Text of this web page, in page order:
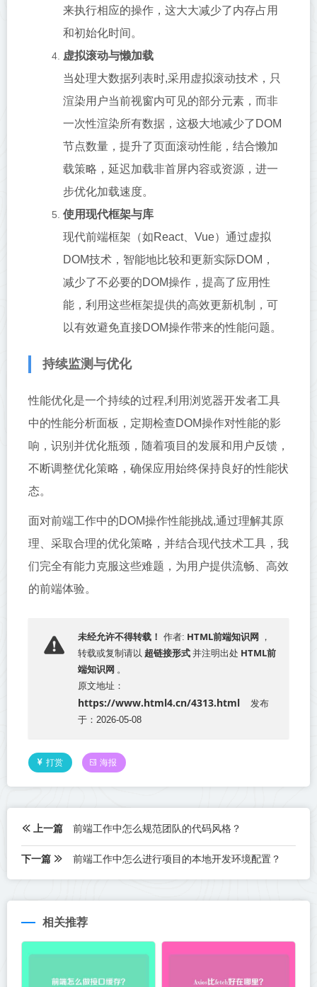
来执行相应的操作，这大大减少了内存占用
和初始化时间。
虚拟滚动与懒加载
当处理大数据列表时,采用虚拟滚动技术，只
渲染用户当前视窗内可见的部分元素，而非
一次性渲染所有数据，这极大地减少了DOM
节点数量，提升了页面滚动性能，结合懒加
载策略，延迟加载非首屏内容或资源，进一
步优化加载速度。
使用现代框架与库
现代前端框架（如React、Vue）通过虚拟
DOM技术，智能地比较和更新实际DOM，
减少了不必要的DOM操作，提高了应用性
能，利用这些框架提供的高效更新机制，可
以有效避免直接DOM操作带来的性能问题。
持续监测与优化
性能优化是一个持续的过程,利用浏览器开发者工具
中的性能分析面板，定期检查DOM操作对性能的影
响，识别并优化瓶颈，随着项目的发展和用户反馈，
不断调整优化策略，确保应用始终保持良好的性能状
态。
面对前端工作中的DOM操作性能挑战,通过理解其原
理、采取合理的优化策略，并结合现代技术工具，我
们完全有能力克服这些难题，为用户提供流畅、高效
的前端体验。
未经允许不得转载！ 作者: HTML前端知识网 ，
转载或复制请以 超链接形式 并注明出处 HTML前
端知识网 。
原文地址：
https://www.html4.cn/4313.html
发布
于：2026-05-08
打赏 海报
上一篇 前端工作中怎么规范团队的代码风格？
下一篇 前端工作中怎么进行项目的本地开发环境配置？
相关推荐